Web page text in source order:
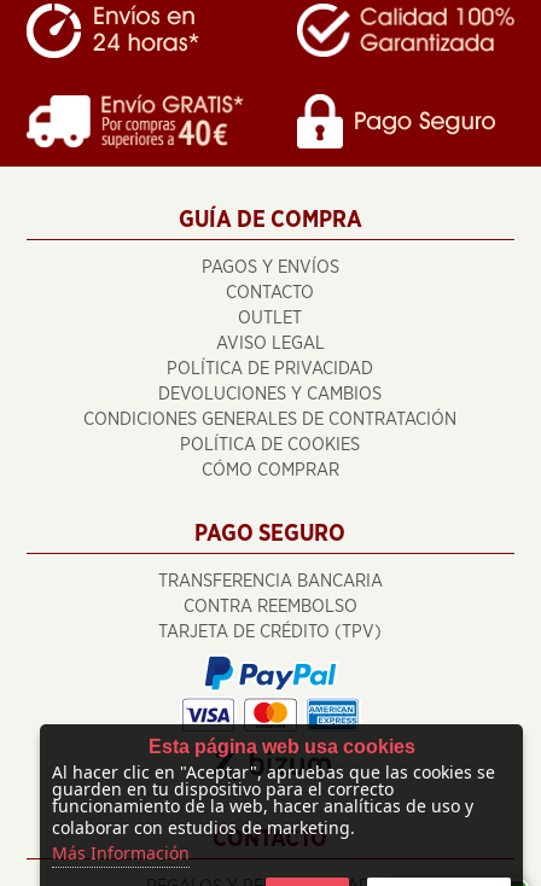
GUÍA DE COMPRA
PAGOS Y ENVÍOS
CONTACTO
OUTLET
AVISO LEGAL
POLÍTICA DE PRIVACIDAD
DEVOLUCIONES Y CAMBIOS
CONDICIONES GENERALES DE CONTRATACIÓN
POLÍTICA DE COOKIES
CÓMO COMPRAR
PAGO SEGURO
TRANSFERENCIA BANCARIA
CONTRA REEMBOLSO
TARJETA DE CRÉDITO (TPV)
CONTACTO
Esta página web usa cookies
Al hacer clic en "Aceptar", apruebas que las cookies se
guarden en tu dispositivo para el correcto
funcionamiento de la web, hacer analíticas de uso y
colaborar con estudios de marketing.
Más Información